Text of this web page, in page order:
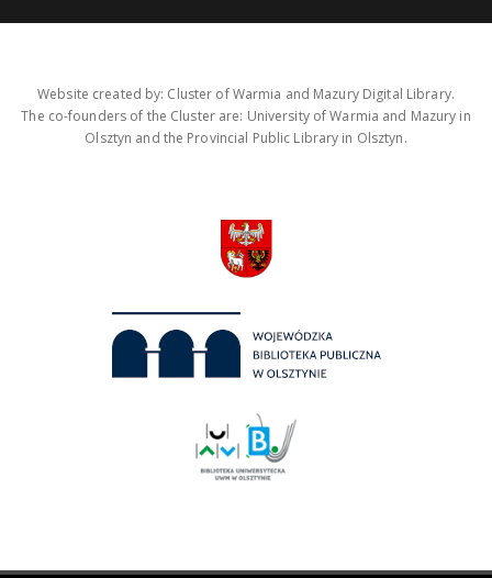
Website created by: Cluster of Warmia and Mazury Digital Library.
The co-founders of the Cluster are: University of Warmia and Mazury in
Olsztyn and the Provincial Public Library in Olsztyn.